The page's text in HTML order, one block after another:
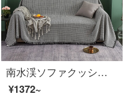
南水渓ソファクッションセット欧風布芸カスタマイズ実木セットソファカバー全カバー四季ソファタオル全カバー通用クッションソファーカバー布維恩斯180*300 cm
¥1372~